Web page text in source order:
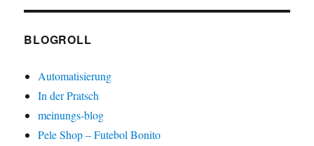
BLOGROLL
Automatisierung
In der Pratsch
meinungs-blog
Pele Shop – Futebol Bonito